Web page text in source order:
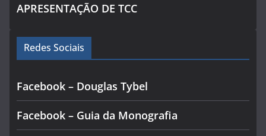
APRESENTAÇÃO DE TCC
Redes Sociais
Facebook – Douglas Tybel
Facebook – Guia da Monografia